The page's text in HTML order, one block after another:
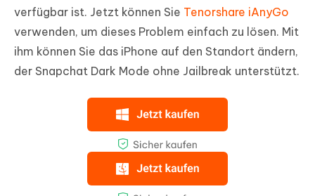
verfügbar ist. Jetzt können Sie Tenorshare iAnyGo
verwenden, um dieses Problem einfach zu lösen. Mit
ihm können Sie das iPhone auf den Standort ändern,
der Snapchat Dark Mode ohne Jailbreak unterstützt.